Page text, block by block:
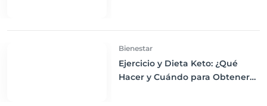
Bienestar
Ejercicio y Dieta Keto: ¿Qué
Hacer y Cuándo para Obtener